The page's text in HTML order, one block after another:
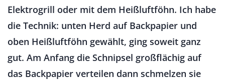
Elektrogrill oder mit dem Heißluftföhn. Ich habe
die Technik: unten Herd auf Backpapier und
oben Heißluftföhn gewählt, ging soweit ganz
gut. Am Anfang die Schnipsel großflächig auf
das Backpapier verteilen dann schmelzen sie